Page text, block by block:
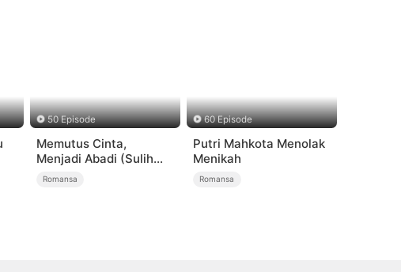
50 Episode
Memutus Cinta,
Menjadi Abadi (Sulih
Suara)
Romansa
60 Episode
Putri Mahkota Menolak
Menikah
Romansa